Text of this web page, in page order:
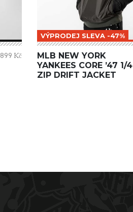
899 Kč
VÝPRODEJ SLEVA -47%
MLB NEW YORK
YANKEES CORE ’47 1/4
ZIP DRIFT JACKET